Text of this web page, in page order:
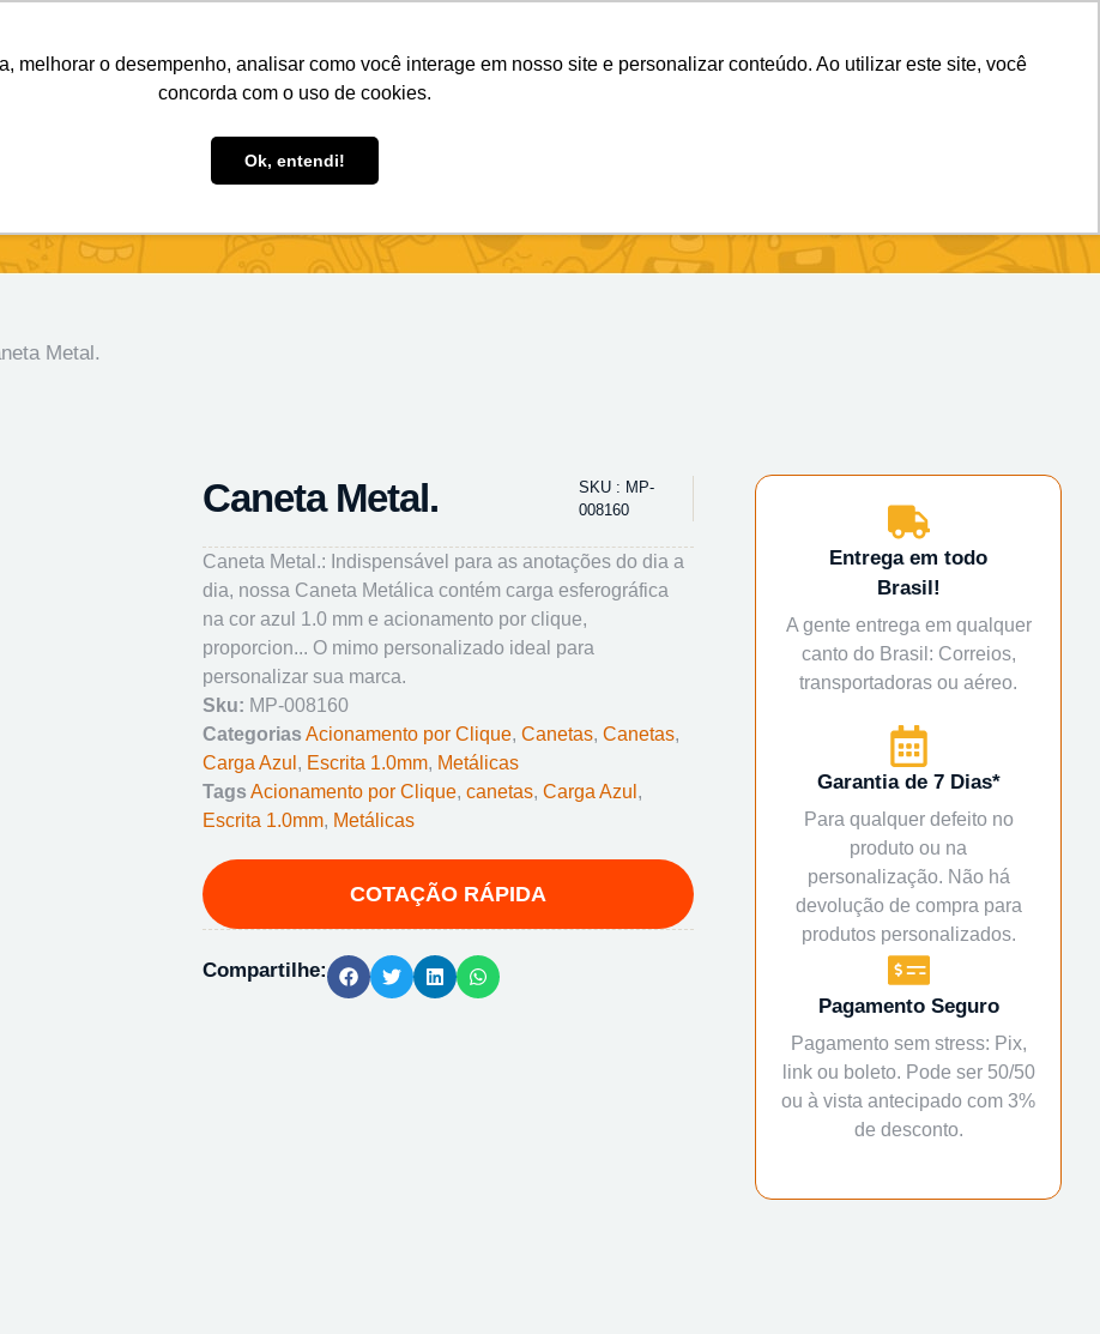
melhorar o desempenho, analisar como você interage em nosso site e personalizar conteúdo. Ao utilizar este site, você
concorda com o uso de cookies.
Ok, entendi!
Personalizados Brindes Ecológicos
Metal.
Caneta Metal.
SKU : MP-
008160
Caneta Metal.: Indispensável para as anotações do dia a
dia, nossa Caneta Metálica contém carga esferográfica
na cor azul 1.0 mm e acionamento por clique,
proporcion... O mimo personalizado ideal para
personalizar sua marca.
Sku: MP-008160
Categorias Acionamento por Clique, Canetas, Canetas,
Carga Azul , Escrita 1.0mm, Metálicas
Tags Acionamento por Clique, canetas, Carga Azul ,
Escrita 1.0mm, Metálicas
Compartilhe:
Entrega em todo
Brasil!
A gente entrega em qualquer
canto do Brasil: Correios,
transportadoras ou aéreo.
Garantia de 7 Dias*
Para qualquer defeito no
produto ou na
personalização. Não há
devolução de compra para
produtos personalizados.
Pagamento Seguro
Pagamento sem stress: Pix,
link ou boleto. Pode ser 50/50
ou à vista antecipado com 3%
de desconto.